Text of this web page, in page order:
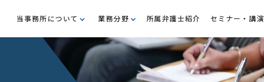
当事務所について
代表メッセージ アクセス
業務分野
M＆A・企業再編 事業再生・倒産 行政 税務
所属弁護士紹介 セミナー・講演